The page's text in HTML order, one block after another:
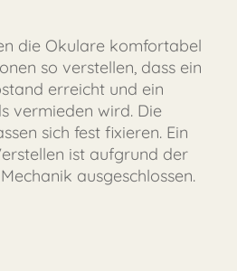
die Okulare komfortabel
so verstellen, dass ein
erreicht und ein
vermieden wird. Die
sich fest fixieren. Ein
ist aufgrund der
ausgeschlossen.